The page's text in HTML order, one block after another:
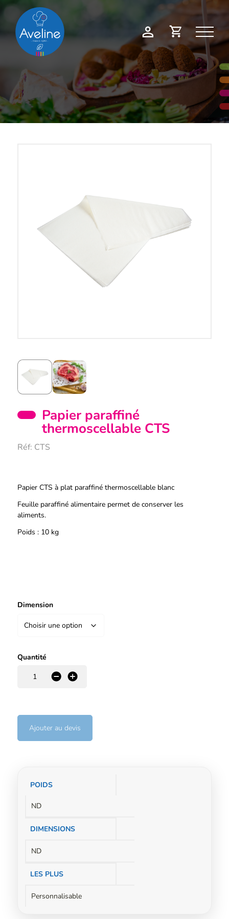
Mon Demande
devis
Papier paraffiné
thermoscellable CTS
Réf: CTS
Papier CTS à plat paraffiné thermoscellable blanc
Feuille paraffiné alimentaire permet de conserver les
aliments.
Poids : 10 kg
Dimension
Quantité
+
-
Ajouter au devis
Informations
POIDS
ND
DIMENSIONS
ND
LES PLUS
Personnalisable
Panneau de gestion des cookies